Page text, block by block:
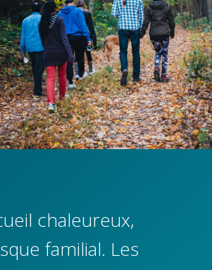
chaleureux,
familial. Les